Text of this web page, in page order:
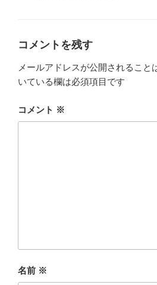
コメントを残す
メールアドレスが公開されること
いている欄は必須項目です
コメント ※
名前 ※